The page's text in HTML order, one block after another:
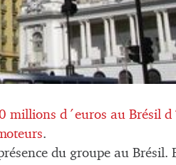
millions d´euros au Brésil
.
du groupe au Brésil.